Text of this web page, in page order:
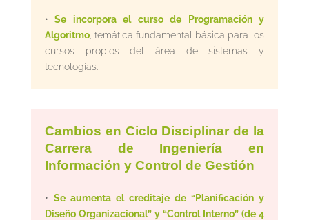
• Se incorpora el curso de Programación y
Algoritmo, temática fundamental básica para los
cursos propios del área de sistemas y
tecnologías.
Cambios en Ciclo Disciplinar de la
Carrera de Ingeniería en
Información y Control de Gestión
• Se aumenta el creditaje de “Planificación y
Diseño Organizacional” y “Control Interno” (de 4